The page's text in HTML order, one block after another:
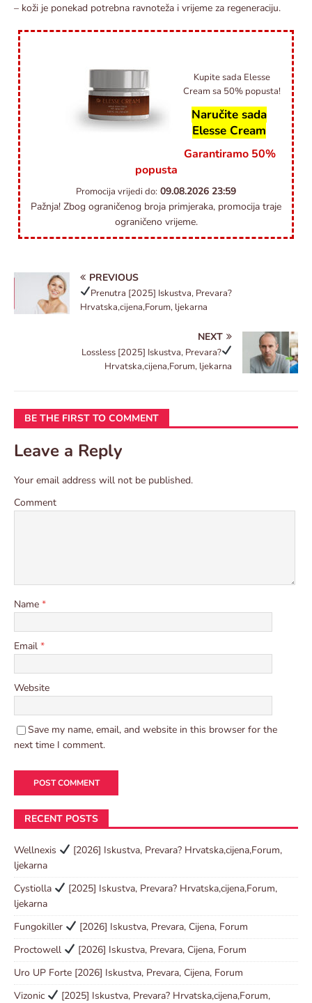
– koži je ponekad potrebna ravnoteža i vrijeme za regeneraciju.
Kupite sada Elesse
Cream sa 50% popusta!
Naručite sada
Elesse Cream
Garantiramo 50%
popusta
Promocija vrijedi do: 09.08.2026 23:59
Pažnja! Zbog ograničenog broja primjeraka, promocija traje
ograničeno vrijeme.
PREVIOUS
Prenutra [2025] Iskustva, Prevara?
Hrvatska,cijena,Forum, ljekarna
NEXT
Lossless [2025] Iskustva, Prevara?
Hrvatska,cijena,Forum, ljekarna
BE THE FIRST TO COMMENT
Leave a Reply
Your email address will not be published.
Comment
Name *
Email *
Website
Save my name, email, and website in this browser for the
next time I comment.
RECENT POSTS
Wellnexis
[2026] Iskustva, Prevara? Hrvatska,cijena,Forum,
ljekarna
Cystiolla
[2025] Iskustva, Prevara? Hrvatska,cijena,Forum,
ljekarna
Fungokiller
[2026] Iskustva, Prevara, Cijena, Forum
Proctowell
[2026] Iskustva, Prevara, Cijena, Forum
Uro UP Forte [2026] Iskustva, Prevara, Cijena, Forum
Vizonic
[2025] Iskustva, Prevara? Hrvatska,cijena,Forum,